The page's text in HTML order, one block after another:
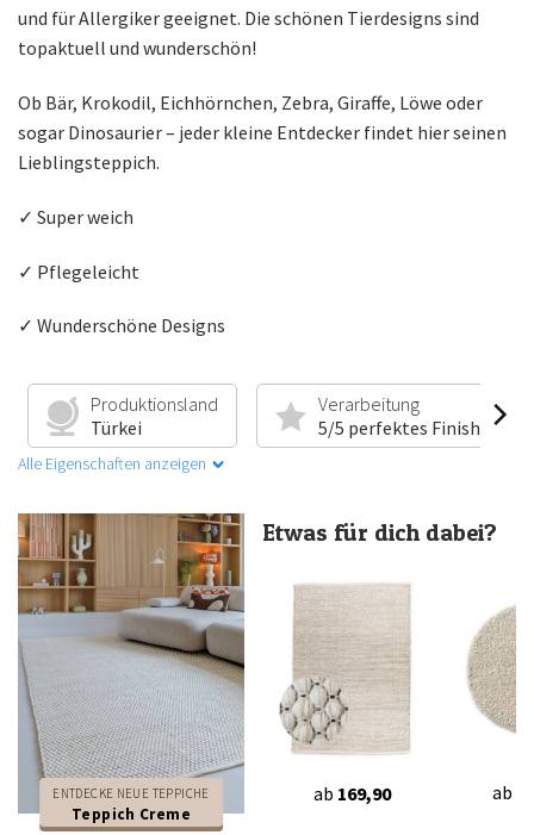
und für Allergiker geeignet. Die schönen Tierdesigns sind
topaktuell und wunderschön!
Ob Bär, Krokodil, Eichhörnchen, Zebra, Giraffe, Löwe oder
sogar Dinosaurier – jeder kleine Entdecker findet hier seinen
Lieblingsteppich.
✓ Super weich
✓ Pflegeleicht
✓ Wunderschöne Designs
Produktionsland
Türkei
Verarbeitung
5/5 perfektes Finish
Alle Eigenschaften anzeigen
ENTDECKE NEUE TEPPICHE
Teppich Creme
Etwas für dich dabei?
ab 169,90 ab